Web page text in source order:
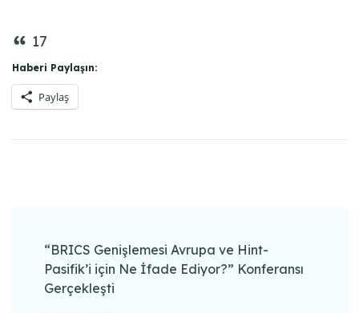
17
Haberi Paylaşın:
Paylaş
Navigation
“BRICS Genişlemesi Avrupa ve Hint-
Pasifik’i için Ne İfade Ediyor?” Konferansı
Gerçekleşti